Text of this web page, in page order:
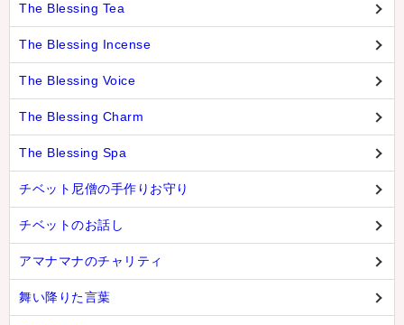
The Blessing Tea
The Blessing Incense
The Blessing Voice
The Blessing Charm
The Blessing Spa
チベット尼僧の手作りお守り
チベットのお話し
アマナマナのチャリティ
舞い降りた言葉